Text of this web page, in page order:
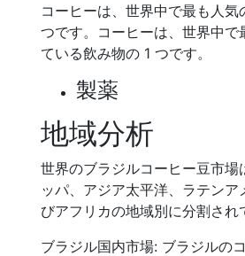
コーヒーは、世界中で最も人気
つです。コーヒーは、世界中で
ている飲み物の 1 つです。
製薬
地域分析
世界のブラジルコーヒー豆市場
ッパ、アジア太平洋、ラテンア
びアフリカの地域別に分割され
ブラジル国内市場: ブラジルの